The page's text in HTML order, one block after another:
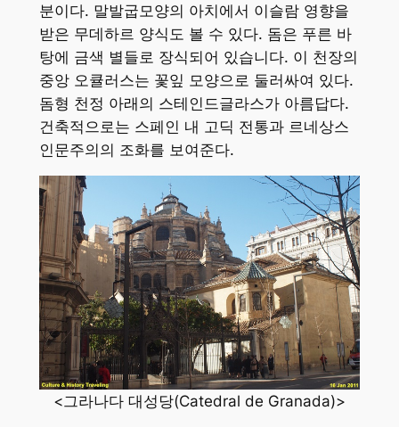
분이다. 말발굽모양의 아치에서 이슬람 영향을
받은 무데하르 양식도 볼 수 있다. 돔은 푸른 바
탕에 금색 별들로 장식되어 있습니다. 이 천장의
중앙 오큘러스는 꽃잎 모양으로 둘러싸여 있다.
돔형 천정 아래의 스테인드글라스가 아름답다.
건축적으로는 스페인 내 고딕 전통과 르네상스
인문주의의 조화를 보여준다.
<그라나다 대성당(Catedral de Granada)>